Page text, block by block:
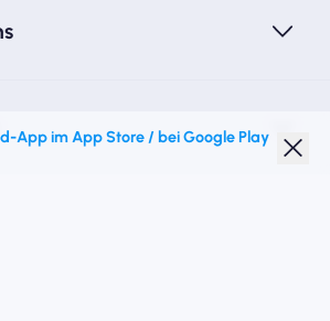
App im App Store / bei Google Play